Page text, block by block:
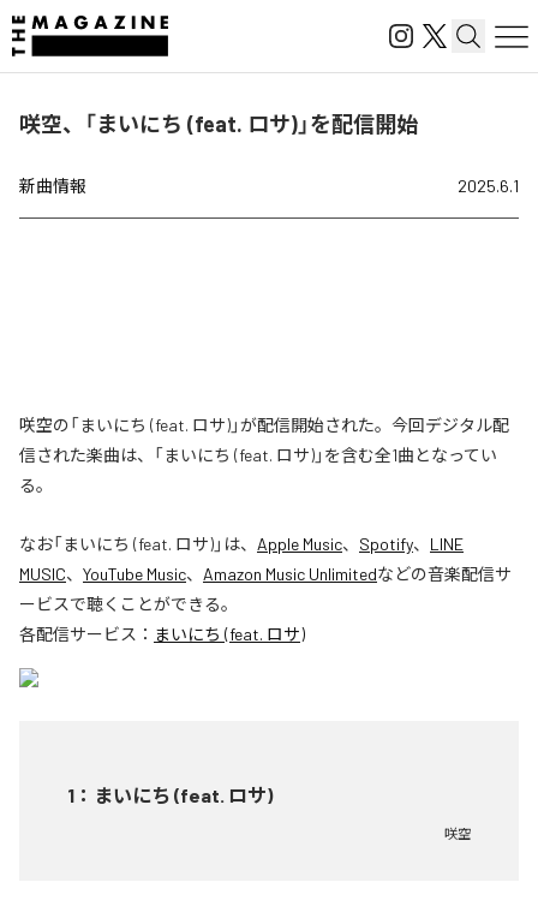
咲空、「まいにち (feat. ロサ)」を配信開始
新曲情報 2025.6.1
咲空の「まいにち (feat. ロサ)」が配信開始された。今回デジタル配
信された楽曲は、「まいにち (feat. ロサ)」を含む全1曲となってい
る。
なお「まいにち (feat. ロサ)」は、 Apple Music、 Spotify、 LINE
MUSIC、 YouTube Music、 Amazon Music Unlimitedなどの音楽配信サ
ービスで聴くことができる。
各配信サービス： まいにち (feat. ロサ)
1 ： まいにち (feat. ロサ)
咲空